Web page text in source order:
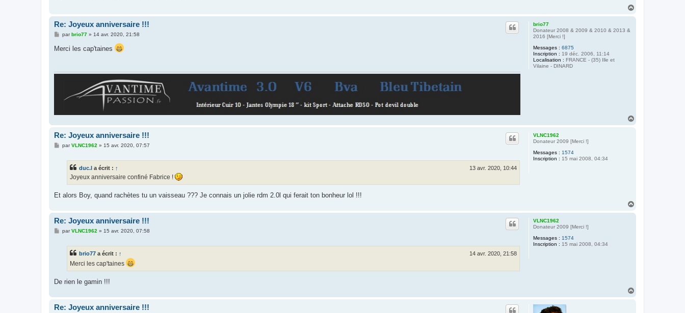
brio77
Donateur 2008 & 2009 & 2010 & 2013 &
2016 [Merci !]
Messages : 6875
Inscription : 19 déc. 2006, 11:14
Localisation : FRANCE - (35) Ille et
Vilaine - DINARD
Re: Joyeux anniversaire !!!
M
s
parbrio77» 14 avr. 2020, 21:58
Merci les cap'taines
VLNC1962
Donateur 2009 [Merci !]
Messages : 1574
Inscription : 15 mai 2008, 04:34
Re: Joyeux anniversaire !!!
MparVLNC1962 » 15 avr. 2020, 07:57
duc.l a écrit : ↑ 13 avr. 2020, 10:44
Joyeux anniversaire confiné Fabrice !
Et alors Boy, quand rachètes tu un vaisseau ??? Je connais un jolie rdm 2.0l qui ferait ton bonheur lol !!!
VLNC1962
Donateur 2009 [Merci !]
Messages : 1574
Inscription : 15 mai 2008, 04:34
Re: Joyeux anniversaire !!!
MparVLNC1962 » 15 avr. 2020, 07:58
brio77 a écrit : ↑ 14 avr. 2020, 21:58
Merci les cap'taines
De rien le gamin !!!
Re: Joyeux anniversaire !!!